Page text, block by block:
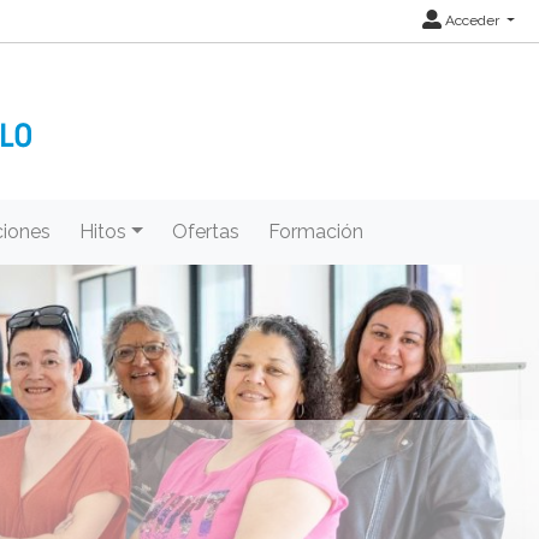
Acceder
Hitos Ofertas Formación